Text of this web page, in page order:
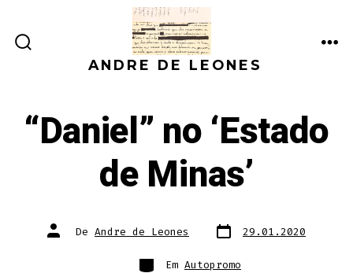
direto
PESQUISAANDRE DE LEONES
“Daniel” no ‘Estado
de Minas’
Autor
do De Andre de Leones Data
do
29.01.2020
Categorias
Em Autopromo